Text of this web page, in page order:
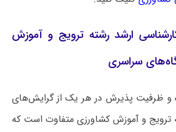
ارشد رشته ترویج و آموزش
سراسری
و ظرفیت پذیرش در هر یک از گرایش‌های
ترویج و آموزش کشاورزی متفاوت است که